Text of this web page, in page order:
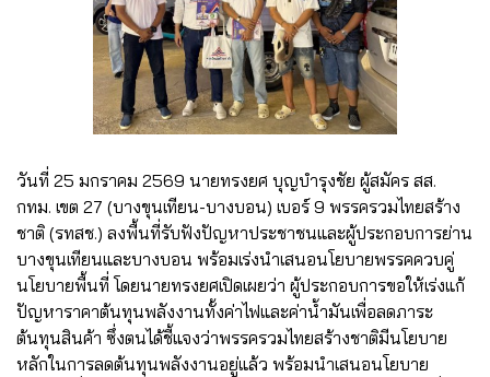
วันที่ 25 มกราคม 2569 นายทรงยศ บุญบำรุงชัย ผู้สมัคร สส.
กทม. เขต 27 (บางขุนเทียน-บางบอน) เบอร์ 9 พรรครวมไทยสร้าง
ชาติ (รทสช.) ลงพื้นที่รับฟังปัญหาประชาชนและผู้ประกอบการย่าน
บางขุนเทียนและบางบอน พร้อมเร่งนำเสนอนโยบายพรรคควบคู่
นโยบายพื้นที่ โดยนายทรงยศเปิดเผยว่า ผู้ประกอบการขอให้เร่งแก้
ปัญหาราคาต้นทุนพลังงานทั้งค่าไฟและค่าน้ำมันเพื่อลดภาระ
ต้นทุนสินค้า ซึ่งตนได้ชี้แจงว่าพรรครวมไทยสร้างชาติมีนโยบาย
หลักในการลดต้นทุนพลังงานอยู่แล้ว พร้อมนำเสนอนโยบาย